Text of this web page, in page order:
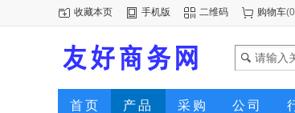
收藏本页 手机版 二维码 购物车(0
首页 产品 采购 公司